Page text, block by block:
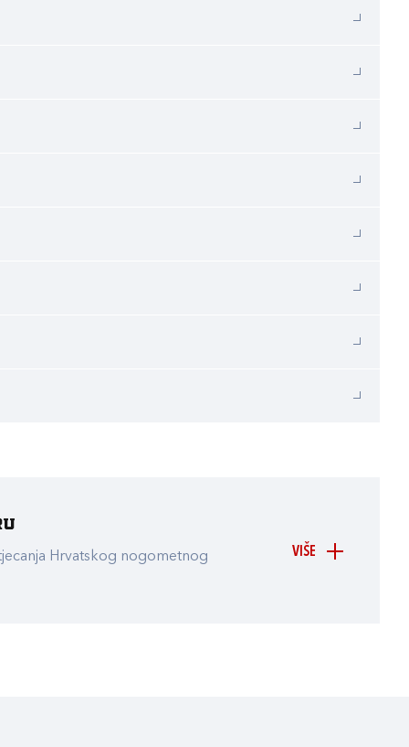
VIŠE
Hrvatskog nogometnog